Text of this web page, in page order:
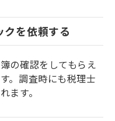
を依頼する
の確認をしてもらえ
。調査時にも税理士
ます。